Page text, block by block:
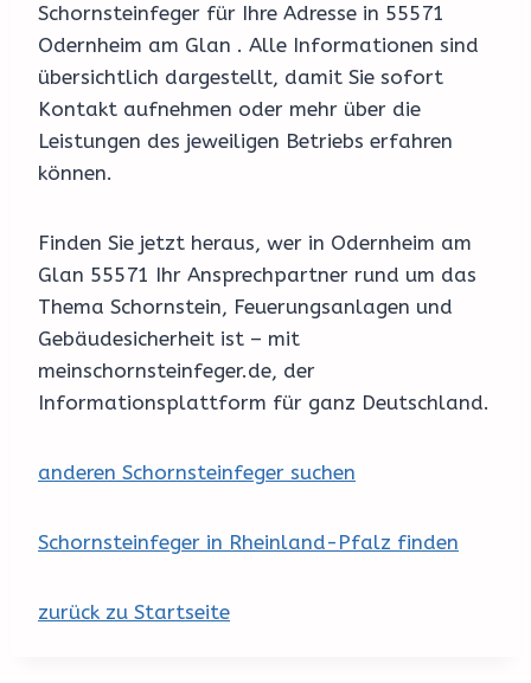
Schornsteinfeger für Ihre Adresse in 55571
Odernheim am Glan . Alle Informationen sind
übersichtlich dargestellt, damit Sie sofort
Kontakt aufnehmen oder mehr über die
Leistungen des jeweiligen Betriebs erfahren
können.
Finden Sie jetzt heraus, wer in Odernheim am
Glan 55571 Ihr Ansprechpartner rund um das
Thema Schornstein, Feuerungsanlagen und
Gebäudesicherheit ist – mit
meinschornsteinfeger.de, der
Informationsplattform für ganz Deutschland.
anderen Schornsteinfeger suchen
Schornsteinfeger in Rheinland-Pfalz finden
zurück zu Startseite